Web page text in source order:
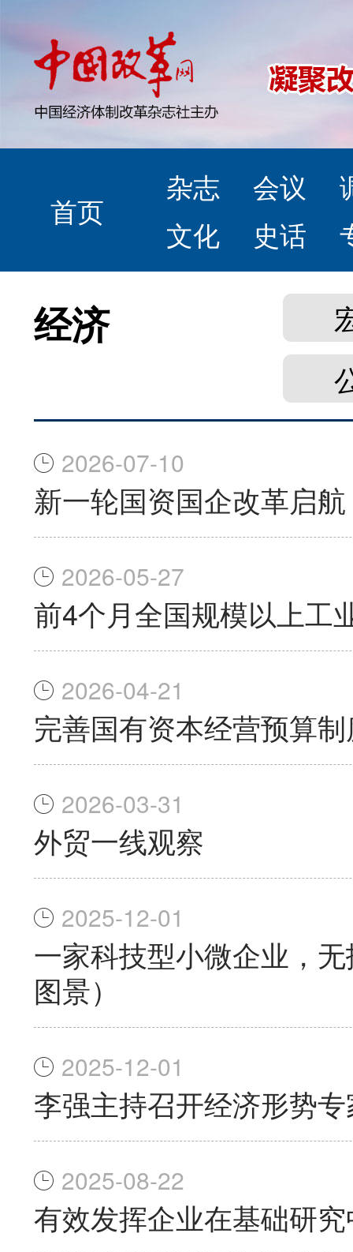
首页
杂志 会议
文化
史话
经济
2026-07-10
新一轮国资国企改革启航
2026-05-27
前4个月全国规模以上工
2026-04-21
完善国有资本经营预算
2026-03-31
外贸一线观察
2025-12-01
一家科技型小微企业，
图景）
2025-12-01
李强主持召开经济形势
2025-08-22
有效发挥企业在基础研